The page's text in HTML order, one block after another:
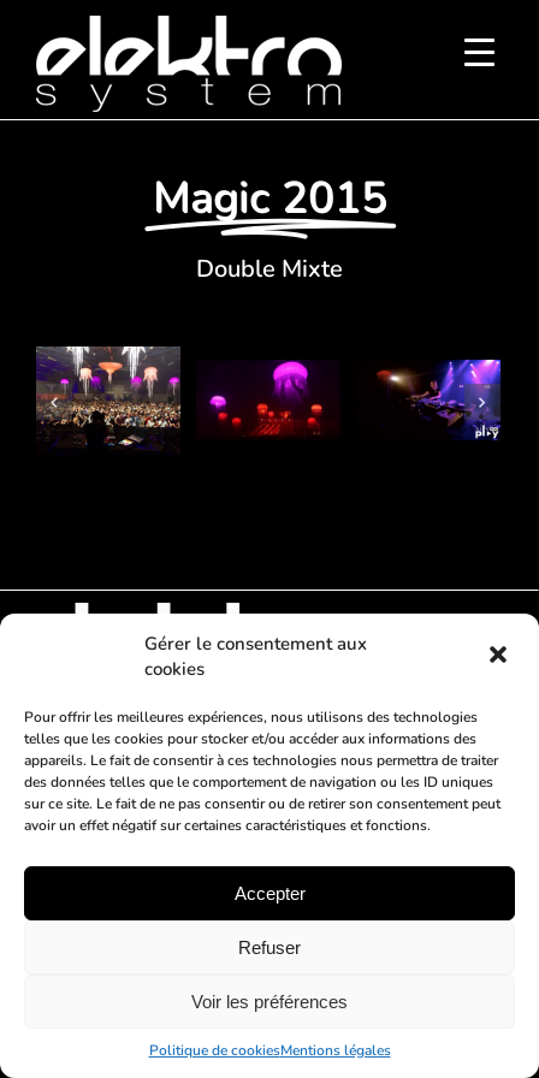
Gérer le consentement aux
cookies
Pour offrir les meilleures expériences, nous utilisons des technologies
telles que les cookies pour stocker et/ou accéder aux informations des
appareils. Le fait de consentir à ces technologies nous permettra de traiter
des données telles que le comportement de navigation ou les ID uniques
sur ce site. Le fait de ne pas consentir ou de retirer son consentement peut
avoir un effet négatif sur certaines caractéristiques et fonctions.
Accepter
Refuser
Voir les préférences
Politique de cookiesMentions légales
contenu
Magic 2015
Double Mixte
AGENDA BILLETTERIE
MIX
ARTISTES
VIDÉOS PHOTOS
© 2022 ELEKTRO SYSTEM